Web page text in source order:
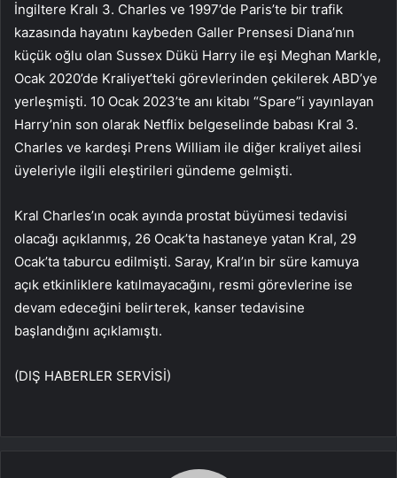
İngiltere Kralı 3. Charles ve 1997’de Paris’te bir trafik
kazasında hayatını kaybeden Galler Prensesi Diana’nın
küçük oğlu olan Sussex Dükü Harry ile eşi Meghan Markle,
Ocak 2020’de Kraliyet’teki görevlerinden çekilerek ABD’ye
yerleşmişti. 10 Ocak 2023’te anı kitabı “Spare”i yayınlayan
Harry’nin son olarak Netflix belgeselinde babası Kral 3.
Charles ve kardeşi Prens William ile diğer kraliyet ailesi
üyeleriyle ilgili eleştirileri gündeme gelmişti.
Kral Charles’ın ocak ayında prostat büyümesi tedavisi
olacağı açıklanmış, 26 Ocak’ta hastaneye yatan Kral, 29
Ocak’ta taburcu edilmişti. Saray, Kral’ın bir süre kamuya
açık etkinliklere katılmayacağını, resmi görevlerine ise
devam edeceğini belirterek, kanser tedavisine
başlandığını açıklamıştı.
(DIŞ HABERLER SERVİSİ)